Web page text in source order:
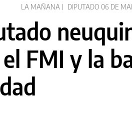
LA MAÑANA DIPUTADO 06 DE
FMI y la